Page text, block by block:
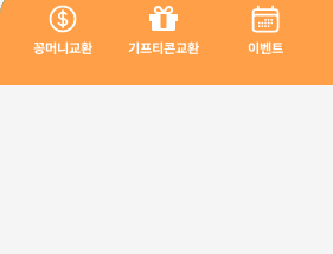
꽁머니교환 기프티콘교환 이벤트